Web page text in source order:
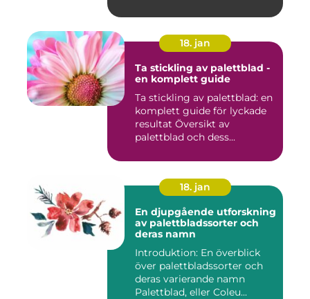
18. jan
Ta stickling av palettblad -
en komplett guide
Ta stickling av palettblad: en
komplett guide för lyckade
resultat Översikt av
palettblad och dess...
18. jan
En djupgående utforskning
av palettbladssorter och
deras namn
Introduktion: En överblick
över palettbladssorter och
deras varierande namn
Palettblad, eller Coleu...